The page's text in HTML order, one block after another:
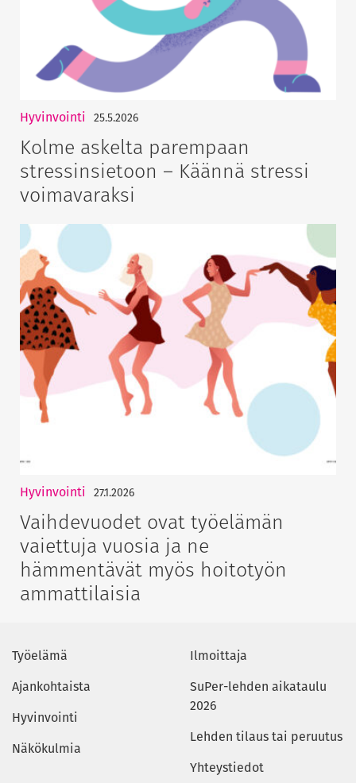
Hyvinvointi 25.5.2026
Kolme askelta parempaan
stressinsietoon – Käännä stressi
voimavaraksi
Hyvinvointi 27.1.2026
Vaihdevuodet ovat työelämän
vaiettuja vuosia ja ne
hämmentävät myös hoitotyön
ammattilaisia
Työelämä
Ajankohtaista
Hyvinvointi
Näkökulmia
Ilmoittaja
SuPer-lehden aikataulu
2026
Lehden tilaus tai peruutus
Yhteystiedot